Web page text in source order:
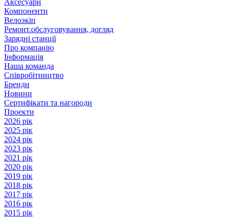
Аксесуари
Компоненти
Велоэкіп
Ремонт.обслуговування, догляд
Зарядні станції
Про компанію
Інформація
Наша команда
Співробітництво
Бренди
Новини
Сертифікати та нагороди
Проекти
2026 рік
2025 рік
2024 рік
2023 рік
2021 рік
2020 рік
2019 рік
2018 рік
2017 рік
2016 рік
2015 рік